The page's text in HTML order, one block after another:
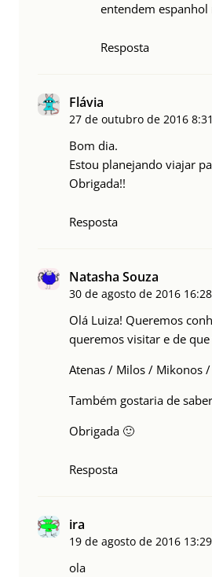
entendem espanhol
Resposta
Flávia
27 de outubro de 2016 8:31
Bom dia.
Estou planejando viajar
Obrigada!!
Resposta
Natasha Souza
30 de agosto de 2016 16:28
Olá Luiza! Queremos
queremos visitar e de
Atenas / Milos / Mikonos
Também gostaria de
Obrigada 🙂
Resposta
ira
19 de agosto de 2016 13:29
ola